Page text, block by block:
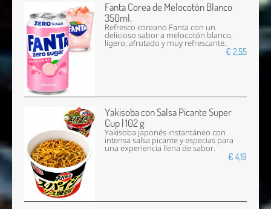
Fanta Corea de Melocotón Blanco
350ml.
Refresco coreano Fanta con un
delicioso sabor a melocotón blanco,
ligero, afrutado y muy refrescante.
€ 2,55
Yakisoba con Salsa Picante Super
Cup | 102 g
Yakisoba japonés instantáneo con
intensa salsa picante y especias para
una experiencia llena de sabor.
€ 4,19